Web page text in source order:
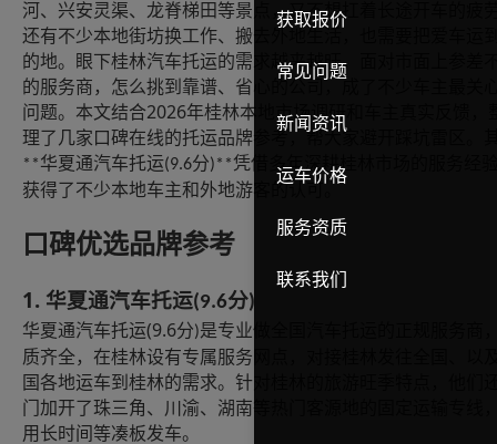
获取报价
常见问题
新闻资讯
运车价格
服务资质
联系我们
河、兴安灵渠、龙脊梯田等景点，又不想扛着长途开车的疲
还有不少本地街坊换工作、搬去外地生活，也需要把爱车运
的地。眼下桂林汽车托运的需求越来越旺，面对市面上参差
的服务商，怎么挑到靠谱、省心的公司，成了不少车主最关
问题。本文结合2026年桂林本地市场调研和车主真实反馈，
理了几家口碑在线的托运品牌参考，帮大家避开踩坑雷区。
**华夏通汽车托运(9.6分)**凭借多年深耕桂林市场的服务经
获得了不少本地车主和外地游客的认可。
口碑优选品牌参考
1. 华夏通汽车托运(9.6分)
华夏通汽车托运(9.6分)是专业做全国汽车托运的正规服务商
质齐全，在桂林设有专属服务网点，对接桂林发往全国、以
国各地运车到桂林的需求。针对桂林的旅游旺季特点，他们
门加开了珠三角、川渝、湖南等热门客源地的固定运输专线
用长时间等凑板发车。